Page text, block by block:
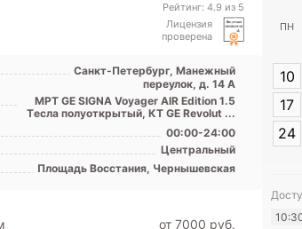
Рейтинг: 4.9 из 5
Лицензия
проверена
Санкт-Петербург, Манежный
переулок, д. 14 А
МРТ GE SIGNA Voyager AIR Edition 1.5
Tесла полуоткрытый, КТ GE Revolut ...
00:00-24:00
Центральный
Площадь Восстания, Чернышевская
от 7000 pуб.
ПН
10
17
24